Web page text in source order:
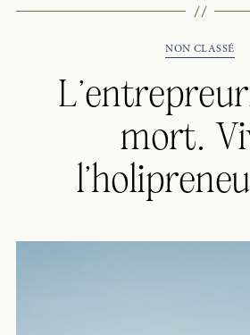
Catégories
NON CLASSÉ
mort.